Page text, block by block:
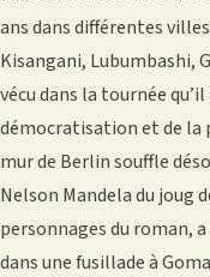
ans dans différentes
Kisangani, Lubum­bashi,
vécu dans la tournée
démocratisation et de la
mur de Berlin souffle
Nelson Man­dela du joug
personnages du roman,
dans une fusillade à